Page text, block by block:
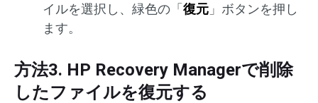
イルを選択し、緑色の「復元 」ボタンを押し
ます。
方法3. HP Recovery Managerで削除
したファイルを復元する